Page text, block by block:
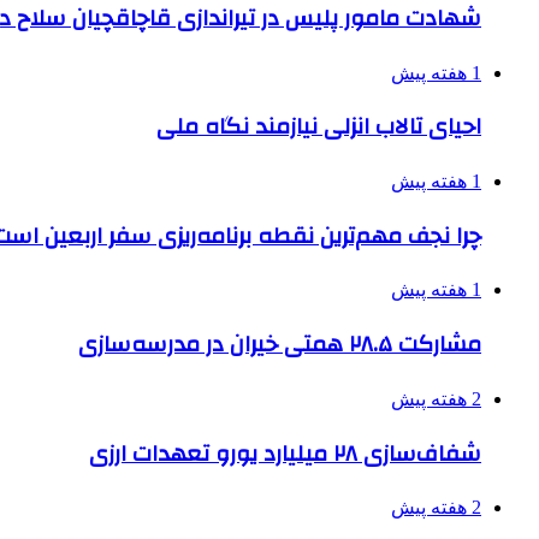
شهادت مامور پلیس در تیراندازی قاچاقچیان سلاح
1 هفته پیش
احیای تالاب انزلی نیازمند نگاه ملی
1 هفته پیش
چرا نجف مهم‌ترین نقطه برنامه‌ریزی سفر اربعین
1 هفته پیش
مشارکت ۲۸.۵ همتی خیران در مدرسه‌سازی
2 هفته پیش
شفاف‌سازی ۲۸ میلیارد یورو تعهدات ارزی
2 هفته پیش